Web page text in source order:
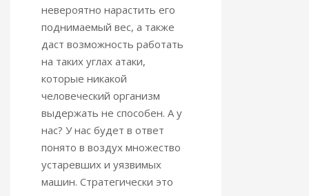
невероятно нарастить его
поднимаемый вес, а также
даст возможность работать
на таких углах атаки,
которые никакой
человеческий организм
выдержать не способен. А у
нас? У нас будет в ответ
понято в воздух множество
устаревших и уязвимых
машин. Стратегически это